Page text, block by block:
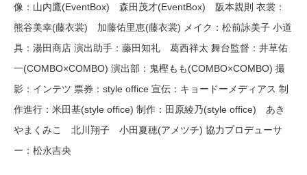
像： 山内鷹(EventBox) 森田茂才(EventBox) 阪本親則 衣裳：
熊谷美幸(藤衣裳) 加藤佑里恵(藤衣裳) メイク： 松前詠美子 小道
具： 湯田商店 演出助手：藤田知礼 葛西祥太 舞台監督： 井草佑
一(COMBO×COMBO) 演出部： 鬼樫もも(COMBO×COMBO) 撮
影： インテツ 票券： style office 宣伝： キョードーメディアス 制
作進行： 米田基(style office) 制作：田原綾乃(style office) あき
やまくみこ 北川翔子 小田夏穂(アメツチ) 協力プロデューサ
ー：松永吉央